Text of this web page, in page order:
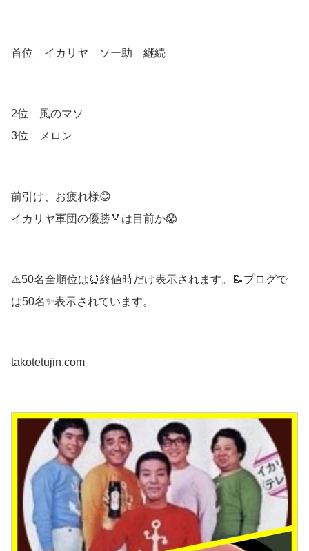
首位 イカリヤ ソー助 継続
2位 風のマソ
3位 メロン
前引け、お疲れ様😊
イカリヤ軍団の優勝🏅は目前か😱
⚠️50名全順位は⏰終値時だけ表示されます。📝プログで
は50名✨表示されています。
takotetujin.com